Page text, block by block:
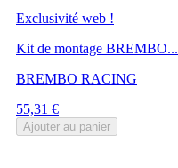
Exclusivité web !
Kit de montage BREMBO...
BREMBO RACING
Prix
55,31 €
Ajouter au panier